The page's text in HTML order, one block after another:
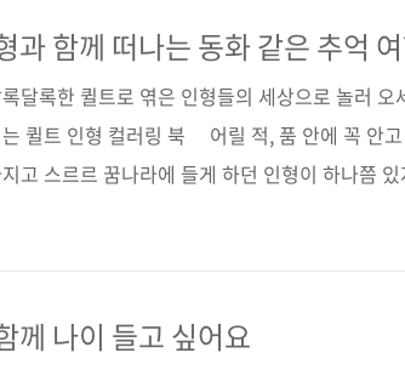
될 《도시 산책 수채화 컬러링 북》은 김진희 작
삼청동, 성..
과 함께 떠나는 동화 같은 추억
달록한 퀼트로 엮은 인형들의 세상으로 놀러 오
퀼트 인형 컬러링 북 어릴 적, 품 안에 꼭 안
고 스르르 꿈나라에 들게 하던 인형이 하나쯤
든 보드라운 촉감에 순진하고 무해한 표정을 짓
알록달록하고 고운 색을 입고 마스킹 테이프 디자
께 나이 들고 싶어요